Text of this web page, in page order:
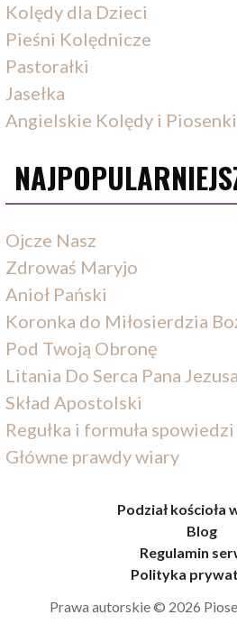
Kolędy dla Dzieci
Pieśni Kolędnicze
Pastorałki
Jasełka
Angielskie Kolędy i
Ojcze Nasz
Zdrowaś Maryjo
Anioł Pański
Koronka do Miłosierdzia
Pod Twoją Obronę
Litania Do Serca Pana Jezusa
Skład Apostolski
Regułka i formuła spowiedzi
Główne prawdy wiary
Podział kościoła
Blog
Regulamin
Polityka
Prawa autorskie © 2026